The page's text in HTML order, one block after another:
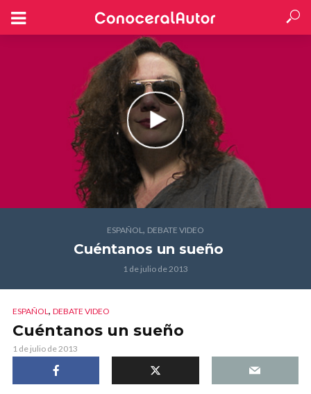
ESPAÑOL, DEBATE VIDEO
Cuéntanos un sueño
1 de julio de 2013
ESPAÑOL, DEBATE VIDEO
Cuéntanos un sueño
1 de julio de 2013